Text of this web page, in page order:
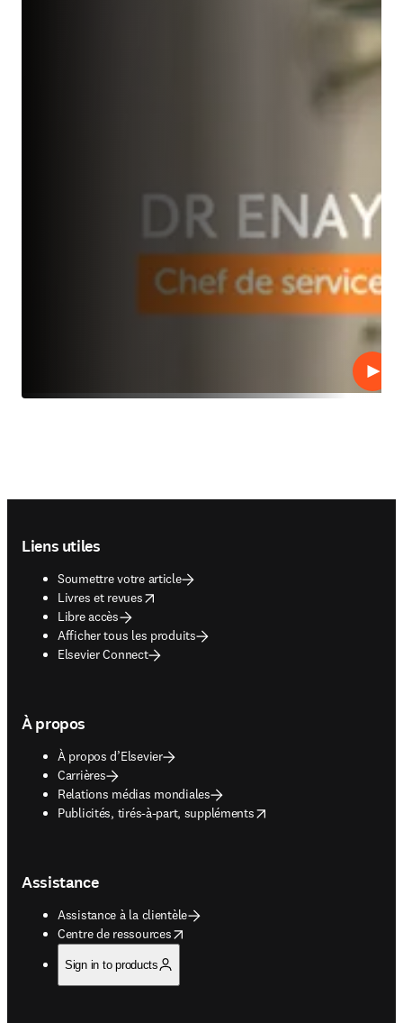
Lire
Liens utiles
Soumettre votre article
Livres et revues
opens in new tab/window
Libre accès
Afficher tous les produits
Elsevier Connect
À propos
À propos d’Elsevier
Carrières
Relations médias mondiales
Publicités, tirés-à-part, suppléments
opens in new tab/window
Assistance
Assistance à la clientèle
Centre de ressources
opens in new tab/window
Sign in to products